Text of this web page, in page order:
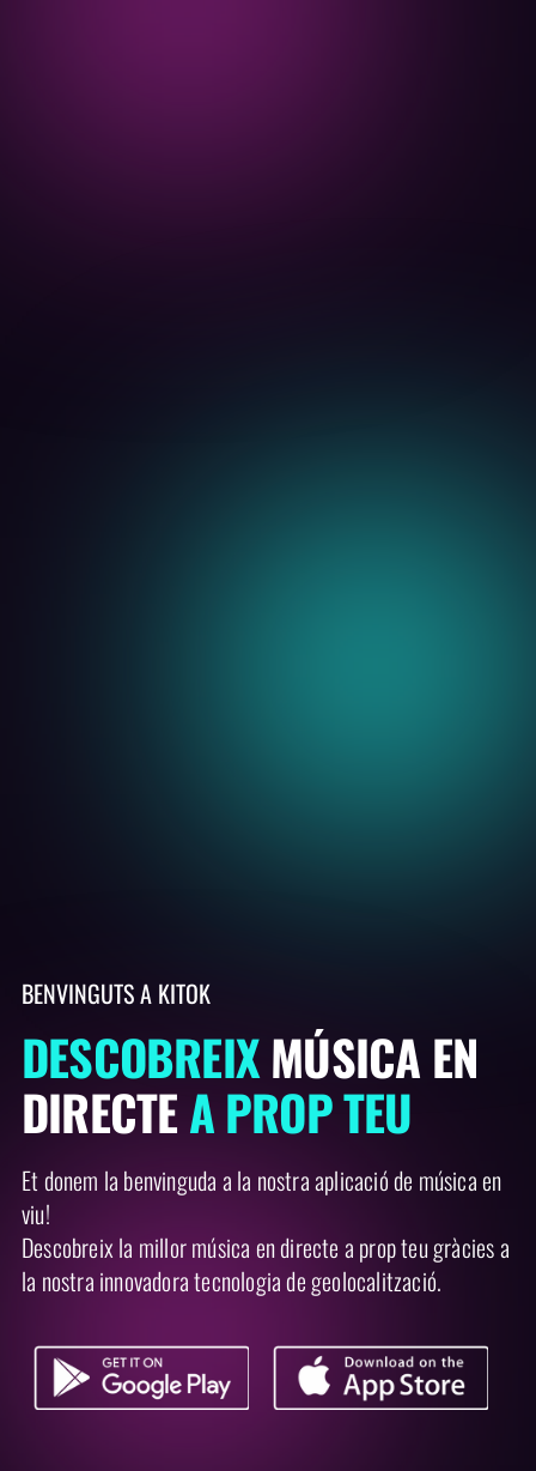
BENVINGUTSA KITOK
DESCOBREIXMÚSICA EN
DIRECTEA PROP TEU
Et donem la benvinguda a la nostra aplicació de música en
viu!
Descobreix la millor música en directe a prop teu gràcies a
la nostra innovadora tecnologia de geolocalització.